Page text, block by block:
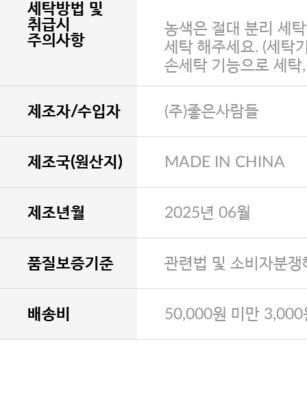
세탁방법 및
취급시
주의사항
농색은 절대 분리 세
세탁 해주세요. (세탁
손세탁 기능으로 세탁
제조자/수입자 (주)좋은사람들
제조국(원산지) MADE IN CHINA
제조년월 2025년 06월
품질보증기준 관련법 및 소비자분
배송비 50,000원 미만 3,000